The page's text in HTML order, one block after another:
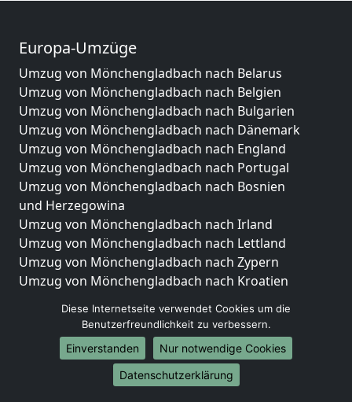
Europa-Umzüge
Umzug von Mönchengladbach nach Belarus
Umzug von Mönchengladbach nach Belgien
Umzug von Mönchengladbach nach Bulgarien
Umzug von Mönchengladbach nach Dänemark
Umzug von Mönchengladbach nach England
Umzug von Mönchengladbach nach Portugal
Umzug von Mönchengladbach nach Bosnien
und Herzegowina
Umzug von Mönchengladbach nach Irland
Umzug von Mönchengladbach nach Lettland
Umzug von Mönchengladbach nach Zypern
Umzug von Mönchengladbach nach Kroatien
Umzug von Mönchengladbach nach Finnland
Umzug von Mönchengladbach nach Frankreich
Umzug von Mönchengladbach nach Griechenland
Umzug von Mönchengladbach nach Italien
Diese Internetseite verwendet Cookies um die
Benutzerfreundlichkeit zu verbessern.
Einverstanden
Nur notwendige Cookies
Datenschutzerklärung